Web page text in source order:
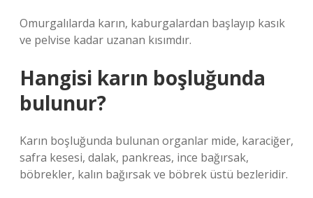
Omurgalılarda karın, kaburgalardan başlayıp kasık
ve pelvise kadar uzanan kısımdır.
Hangisi karın boşluğunda
bulunur?
Karın boşluğunda bulunan organlar mide, karaciğer,
safra kesesi, dalak, pankreas, ince bağırsak,
böbrekler, kalın bağırsak ve böbrek üstü bezleridir.